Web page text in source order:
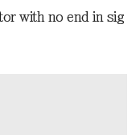
with no end in sig